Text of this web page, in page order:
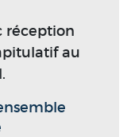
réception
au